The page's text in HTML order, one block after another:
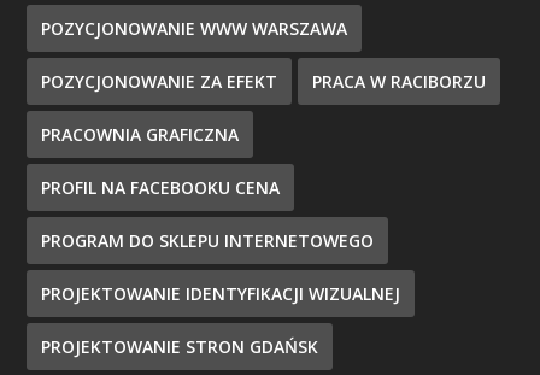
POZYCJONOWANIE WWW WARSZAWA
POZYCJONOWANIE ZA EFEKT PRACA W RACIBORZU
PRACOWNIA GRAFICZNA
PROFIL NA FACEBOOKU CENA
PROGRAM DO SKLEPU INTERNETOWEGO
PROJEKTOWANIE IDENTYFIKACJI WIZUALNEJ
PROJEKTOWANIE STRON GDAŃSK